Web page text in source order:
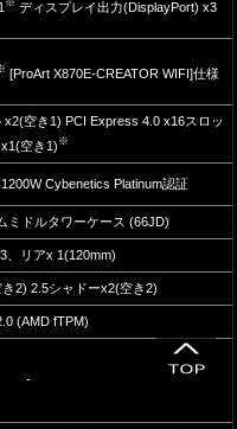
※ ディスプレイ出力(DisplayPort) x3
[ProArt X870E-CREATOR WIFI]仕様
空き1) PCI Express 4.0 x16スロッ
x1(空き1) ※
Cybenetics Platinum認証
ミドルタワーケース (66JD)
、リアx 1(120mm)
2) 2.5シャドーx2(空き2)
(AMD fTPM)
-